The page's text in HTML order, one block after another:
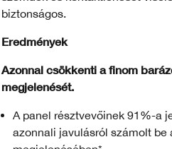
biztonságos.
Eredmények
Azonnal csökkenti a finom
megjelenését.
A panel résztvevőinek 91%-a
azonnali javulásról számolt be